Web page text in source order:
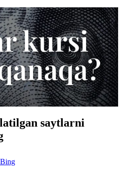
saytlarni
Bing